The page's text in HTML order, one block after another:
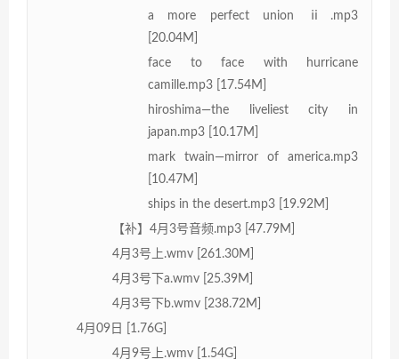
a more perfect union ⅱ.mp3
[20.04M]
face to face with hurricane
camille.mp3 [17.54M]
hiroshima—the liveliest city in
japan.mp3 [10.17M]
mark twain—mirror of america.mp3
[10.47M]
ships in the desert.mp3 [19.92M]
【补】4月3号音频.mp3 [47.79M]
4月3号上.wmv [261.30M]
4月3号下a.wmv [25.39M]
4月3号下b.wmv [238.72M]
4月09日 [1.76G]
4月9号上.wmv [1.54G]